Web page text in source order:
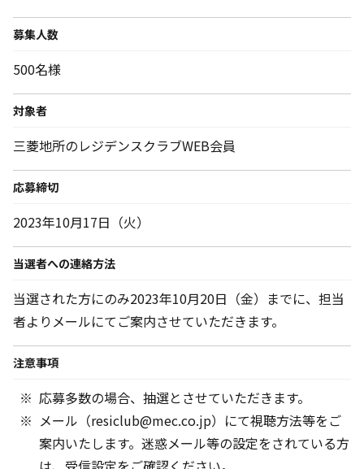
募集人数
500名様
対象者
三菱地所のレジデンスクラブWEB会員
応募締切
2023年10月17日（火）
当選者への連絡方法
当選された方にのみ2023年10月20日（金）までに、担当
者よりメールにてご案内させていただきます。
注意事項
応募多数の場合、抽選とさせていただきます。
メール（resiclub@mec.co.jp）にて視聴方法等をご
案内いたします。迷惑メール等の設定をされている方